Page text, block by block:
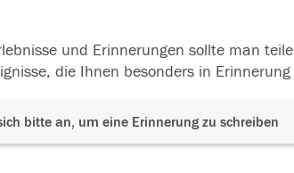
und Erinnerungen sollte man
die Ihnen besonders in
bitte an, um eine Erinnerung zu schreiben